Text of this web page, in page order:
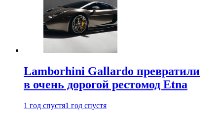
Lamborhini Gallardo превратили
в очень дорогой рестомод Etna
1 год спустя1 год спустя